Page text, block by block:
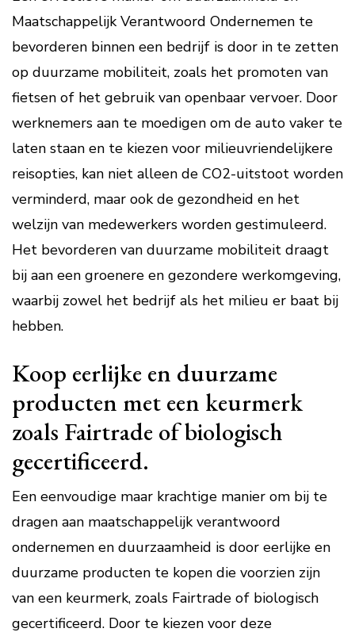
Maatschappelijk Verantwoord Ondernemen te
bevorderen binnen een bedrijf is door in te zetten
op duurzame mobiliteit, zoals het promoten van
fietsen of het gebruik van openbaar vervoer. Door
werknemers aan te moedigen om de auto vaker te
laten staan en te kiezen voor milieuvriendelijkere
reisopties, kan niet alleen de CO2-uitstoot worden
verminderd, maar ook de gezondheid en het
welzijn van medewerkers worden gestimuleerd.
Het bevorderen van duurzame mobiliteit draagt
bij aan een groenere en gezondere werkomgeving,
waarbij zowel het bedrijf als het milieu er baat bij
hebben.
Koop eerlijke en duurzame
producten met een keurmerk
zoals Fairtrade of biologisch
gecertificeerd.
Een eenvoudige maar krachtige manier om bij te
dragen aan maatschappelijk verantwoord
ondernemen en duurzaamheid is door eerlijke en
duurzame producten te kopen die voorzien zijn
van een keurmerk, zoals Fairtrade of biologisch
gecertificeerd. Door te kiezen voor deze